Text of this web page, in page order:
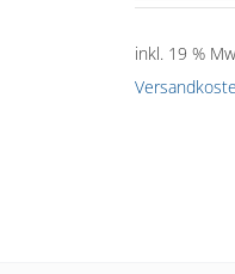
inkl. 19 %